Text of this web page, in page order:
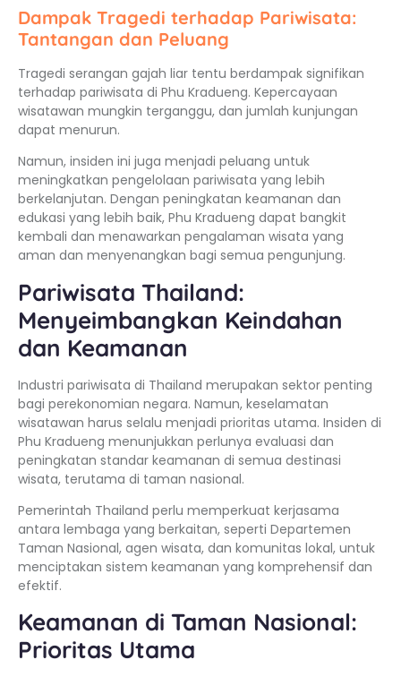
Dampak Tragedi terhadap Pariwisata:
Tantangan dan Peluang
Tragedi serangan gajah liar tentu berdampak signifikan
terhadap pariwisata di Phu Kradueng. Kepercayaan
wisatawan mungkin terganggu, dan jumlah kunjungan
dapat menurun.
Namun, insiden ini juga menjadi peluang untuk
meningkatkan pengelolaan pariwisata yang lebih
berkelanjutan. Dengan peningkatan keamanan dan
edukasi yang lebih baik, Phu Kradueng dapat bangkit
kembali dan menawarkan pengalaman wisata yang
aman dan menyenangkan bagi semua pengunjung.
Pariwisata Thailand:
Menyeimbangkan Keindahan
dan Keamanan
Industri pariwisata di Thailand merupakan sektor penting
bagi perekonomian negara. Namun, keselamatan
wisatawan harus selalu menjadi prioritas utama. Insiden di
Phu Kradueng menunjukkan perlunya evaluasi dan
peningkatan standar keamanan di semua destinasi
wisata, terutama di taman nasional.
Pemerintah Thailand perlu memperkuat kerjasama
antara lembaga yang berkaitan, seperti Departemen
Taman Nasional, agen wisata, dan komunitas lokal, untuk
menciptakan sistem keamanan yang komprehensif dan
efektif.
Keamanan di Taman Nasional:
Prioritas Utama